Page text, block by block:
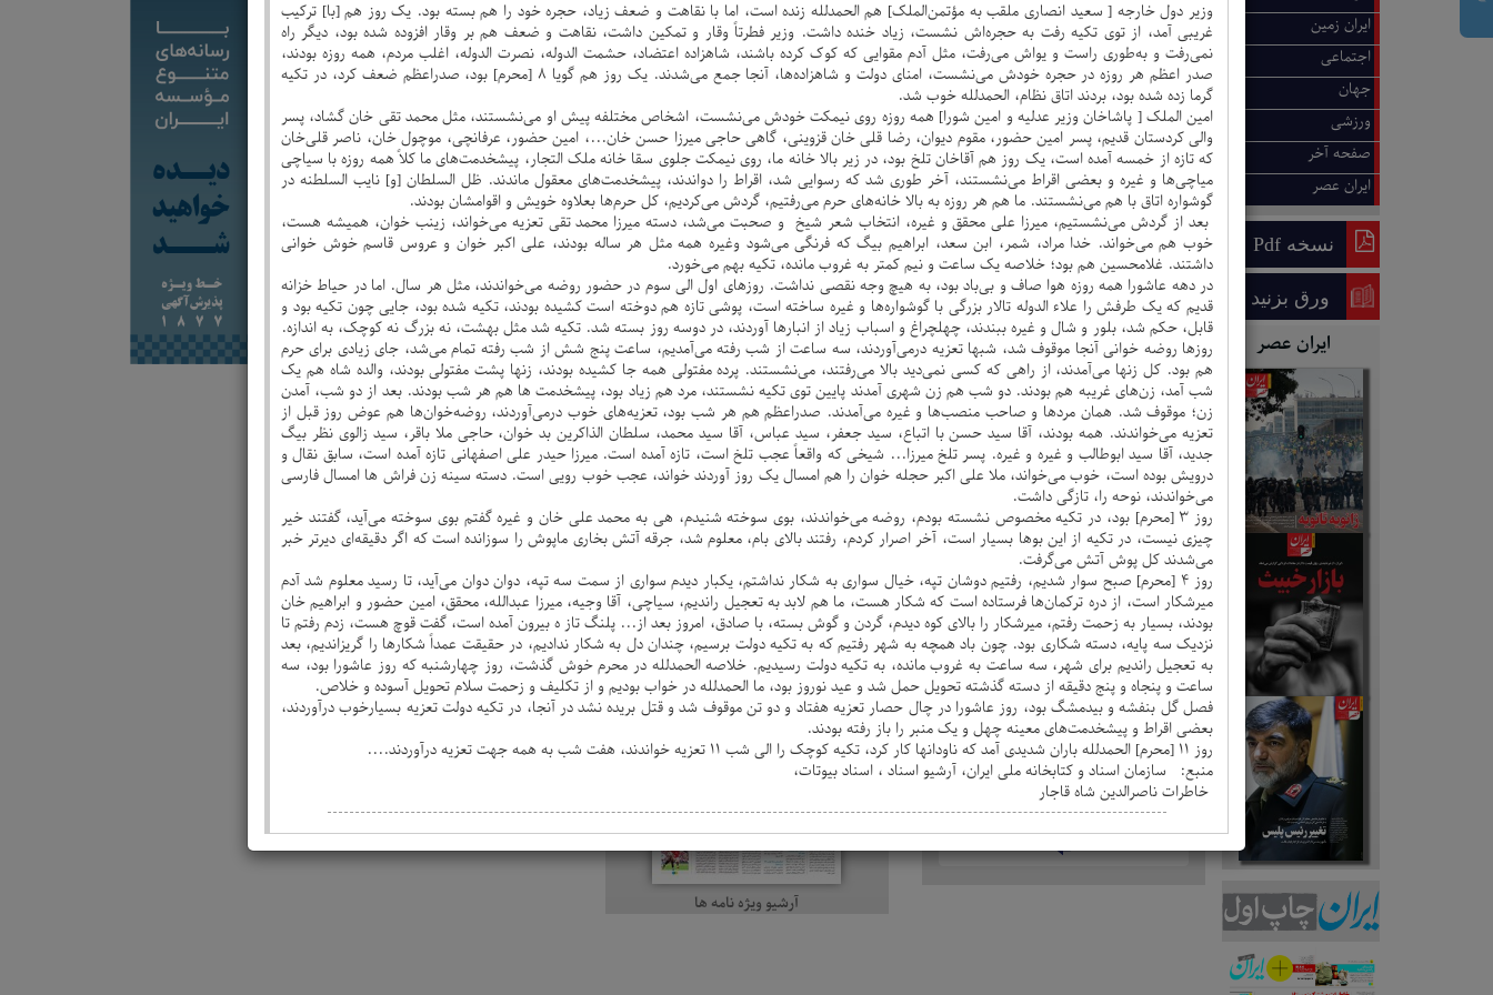
ایران زمین
اجتماعی
جهان
ورزشی
صفحه آخر
ایران عصر
نسخه Pdf
ورق بزنید
ایران عصر
وزیر دول خارجه [ سعید انصاری ملقب به مؤتمن‌الملک] هم الحمدلله زنده است، اما با نقاهت و ضعف زیاد، حجره خود را هم بسته بود. یک روز هم [با] ترکیب
غریبی آمد، از توی تکیه رفت به حجره‌اش نشست، زیاد خنده داشت. وزیر فطرتاً وقار و تمکین داشت، نقاهت و ضعف هم بر وقار افزوده شده بود، دیگر راه
نمی‌رفت و به‌طوری راست و یواش می‌رفت، مثل آدم مقوایی که کوک کرده باشند، شاهزاده اعتضاد، حشمت الدوله، نصرت الدوله، اغلب مردم، همه روزه بودند،
صدر اعظم هر روزه در حجره خودش می‌نشست، امنای دولت و شاهزاده‌ها، آنجا جمع می‌شدند. یک روز هم گویا 8 [محرم] بود، صدراعظم ضعف کرد، در تکیه
گرما زده شده بود، بردند اتاق نظام، الحمدلله خوب شد.
امین الملک [ پاشاخان وزیر عدلیه و امین شورا] همه روزه روی نیمکت خودش می‌نشست، اشخاص مختلفه پیش او می‌نشستند، مثل محمد تقی خان گشاد، پسر
والی کردستان قدیم، پسر امین حضور، مقوم دیوان، رضا قلی خان قزوینی، گاهی حاجی میرزا حسن خان...، امین حضور، عرفانچی، موچول خان، ناصر قلی‌خان
که تازه از خمسه آمده است، یک روز هم آقاخان تلخ بود، در زیر بالا خانه ما، روی نیمکت جلوی سقا خانه ملک التجار، پیشخدمت‌های ما کلاً همه روزه با سیاچی
میاچی‌ها و غیره و بعضی اقراط می‌نشستند، آخر طوری شد که رسوایی شد، اقراط را دواندند، پیشخدمت‌های معقول ماندند. ظل السلطان [و] نایب السلطنه در
گوشواره اتاق با هم می‌نشستند. ما هم هر روزه به بالا خانه‌های حرم می‌رفتیم، گردش می‌کردیم، کل حرم‌ها بعلاوه خویش و اقوامشان بودند.
بعد از گردش می‌نشستیم، میرزا علی محقق و غیره، انتخاب شعر شیخ و صحبت می‌شد، دسته میرزا محمد تقی تعزیه می‌خواند، زینب خوان، همیشه هست،
خوب هم می‌خواند. خدا مراد، شمر، ابن سعد، ابراهیم بیگ که فرنگی می‌شود وغیره همه مثل هر ساله بودند، علی اکبر خوان و عروس قاسم خوش خوانی
داشتند. غلامحسین هم بود؛ خلاصه یک ساعت و نیم کمتر به غروب مانده، تکیه بهم می‌خورد.
در دهه عاشورا همه روزه هوا صاف و بی‌باد بود، به هیچ وجه نقصی نداشت. روزهای اول الی سوم در حضور روضه می‌خواندند، مثل هر سال. اما در حیاط خزانه
قدیم که یک طرفش را علاء الدوله تالار بزرگی با گوشواره‌ها و غیره ساخته است، پوشی تازه هم دوخته است کشیده بودند، تکیه شده بود، جایی چون تکیه بود و
قابل، حکم شد، بلور و شال و غیره ببندند، چهلچراغ و اسباب زیاد از انبارها آوردند، در دوسه روز بسته شد. تکیه شد مثل بهشت، نه بزرگ نه کوچک، به اندازه.
روزها روضه خوانی آنجا موقوف شد، شبها تعزیه درمی‌آوردند، سه ساعت از شب رفته می‌آمدیم، ساعت پنج شش از شب رفته تمام می‌شد، جای زیادی برای حرم
هم بود. کل زنها می‌آمدند، از راهی که کسی نمی‌دید بالا می‌رفتند، می‌نشستند. پرده مفتولی همه جا کشیده بودند، زنها پشت مفتولی بودند، والده شاه هم یک
شب آمد، زن‌های غریبه هم بودند. دو شب هم زن شهری آمدند پایین توی تکیه نشستند، مرد هم زیاد بود، پیشخدمت ها هم هر شب بودند. بعد از دو شب، آمدن
زن؛ موقوف شد. همان مردها و صاحب منصب‌ها و غیره می‌آمدند. صدراعظم هم هر شب بود، تعزیه‌های خوب درمی‌آوردند، روضه‌خوان‌ها هم عوض روز قبل از
تعزیه می‌خواندند. همه بودند، آقا سید حسن با اتباع، سید جعفر، سید عباس، آقا سید محمد، سلطان الذاکرین بد خوان، حاجی ملا باقر، سید زالوی نظر بیگ
جدید، آقا سید ابوطالب و غیره و غیره. پسر تلخ میرزا... شیخی که واقعاً عجب تلخ است، تازه آمده است. میرزا حیدر علی اصفهانی تازه آمده است، سابق نقال و
درویش بوده است، خوب می‌خواند، ملا علی اکبر حجله خوان را هم امسال یک روز آوردند خواند، عجب خوب رویی است. دسته سینه زن فراش ها امسال فارسی
می‌خواندند، نوحه را، تازگی داشت.
روز 3 [محرم] بود، در تکیه مخصوص نشسته بودم، روضه می‌خواندند، بوی سوخته شنیدم، هی به محمد علی خان و غیره گفتم بوی سوخته می‌آید، گفتند خیر
چیزی نیست، در تکیه از این بوها بسیار است، آخر اصرار کردم، رفتند بالای بام، معلوم شد، جرقه آتش بخاری ماپوش را سوزانده است که اگر دقیقه‌ای دیرتر خبر
می‌شدند کل پوش آتش می‌گرفت.
روز 4 [محرم] صبح سوار شدیم، رفتیم دوشان تپه، خیال سواری به شکار نداشتم، یکبار دیدم سواری از سمت سه تپه، دوان دوان می‌آید، تا رسید معلوم شد آدم
میرشکار است، از دره ترکمان‌ها فرستاده است که شکار هست، ما هم لابد به تعجیل راندیم، سیاچی، آقا وجیه، میرزا عبدالله، محقق، امین حضور و ابراهیم خان
بودند، بسیار به زحمت رفتم، میرشکار را بالای کوه دیدم، گردن و گوش بسته، با صادق، امروز بعد از... پلنگ تاز ه بیرون آمده است، گفت قوچ هست، زدم رفتم تا
نزدیک سه پایه، دسته شکاری بود. چون باد همچه به شهر رفتیم که به تکیه دولت برسیم، چندان دل به شکار ندادیم، در حقیقت عمداً شکار‌ها را گریزاندیم، بعد
به تعجیل راندیم برای شهر، سه ساعت به غروب مانده، به تکیه دولت رسیدیم. خلاصه الحمدلله در محرم خوش گذشت، روز چهارشنبه که روز عاشورا بود، سه
ساعت و پنجاه و پنج دقیقه از دسته گذشته تحویل حمل شد و عید نوروز بود، ما الحمدلله در خواب بودیم و از تکلیف و زحمت سلام تحویل آسوده و خلاص.
فصل گل بنفشه و بیدمشگ بود، روز عاشورا در چال حصار تعزیه هفتاد و دو تن موقوف شد و قتل بریده نشد در آنجا، در تکیه دولت تعزیه بسیارخوب درآوردند،
بعضی اقراط و پیشخدمت‌های معینه چهل و یک منبر را باز رفته بودند.
روز 11 [محرم] الحمدلله باران شدیدی آمد که ناودانها کار کرد، تکیه کوچک را الی شب 11 تعزیه خواندند، هفت شب به همه جهت تعزیه درآوردند....
منبع: سازمان اسناد و کتابخانه ملی ایران، آرشیو اسناد ، اسناد بیوتات،
‌ خاطرات ناصرالدین شاه قاجار
انتخاب نشریه
جستجو بر اساس تاریخ
ویژه نامه
آرشیو ویژه نامه ها